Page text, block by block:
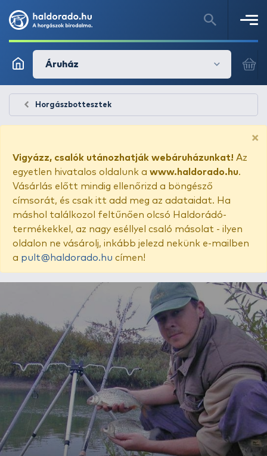
Áruház
Horgászbottesztek
×
Vigyázz, csalók utánozhatják webáruházunkat! Az
egyetlen hivatalos oldalunk a www.haldorado.hu.
Vásárlás előtt mindig ellenőrizd a böngésző
címsorát, és csak itt add meg az adataidat. Ha
máshol találkozol feltűnően olcsó Haldorádó-
termékekkel, az nagy eséllyel csaló másolat - ilyen
oldalon ne vásárolj, inkább jelezd nekünk e-mailben
a pult@haldorado.hu címen!